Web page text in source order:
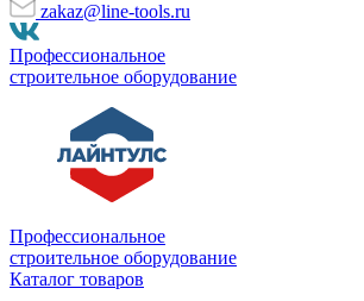
zakaz@line-tools.ru
Профессиональное
строительное оборудование
Профессиональное
строительное оборудование
Каталог товаров